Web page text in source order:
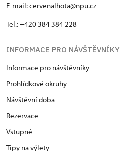
E-mail: cervenalhota@npu.cz
Tel.: +420 384 384 228
INFORMACE PRO NÁVŠTĚVNÍKY
Informace pro návštěvníky
Prohlídkové okruhy
Návštěvní doba
Rezervace
Vstupné
Tipy na výlety